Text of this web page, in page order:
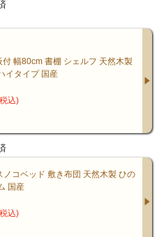
幅80cm 書棚 シェルフ 天然木製
イタイプ 国産
込)
ノコベッド 敷き布団 天然木製 ひの
国産
込)